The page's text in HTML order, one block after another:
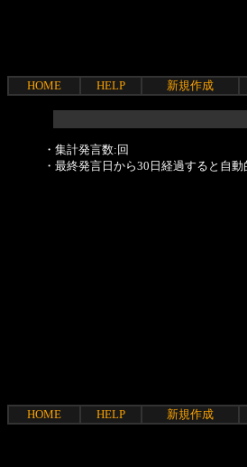
HOME HELP 新規作成
・集計発言数:回
・最終発言日から30日経過すると自動
HOME HELP 新規作成